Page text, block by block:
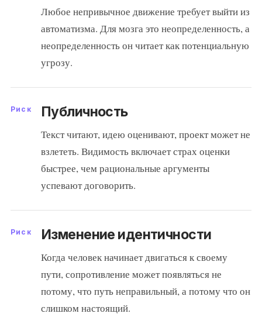
Любое непривычное движение требует выйти из
автоматизма. Для мозга это неопределенность, а
неопределенность он читает как потенциальную
угрозу.
Риск Публичность
Текст читают, идею оценивают, проект может не
взлететь. Видимость включает страх оценки
быстрее, чем рациональные аргументы
успевают договорить.
Риск Изменение идентичности
Когда человек начинает двигаться к своему
пути, сопротивление может появляться не
потому, что путь неправильный, а потому что он
слишком настоящий.